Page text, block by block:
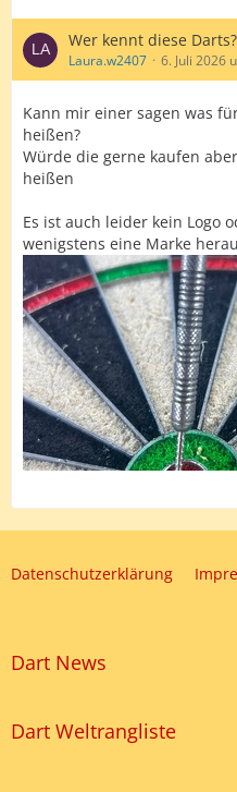
Wer kennt diese Darts?
Laura.w2407 6. Juli 2026
Kann mir einer sagen was
heißen?
Würde die gerne kaufen
heißen
Es ist auch leider kein Logo
wenigstens eine Marke
Datenschutzerklärung
Dart News
Dart Weltrangliste